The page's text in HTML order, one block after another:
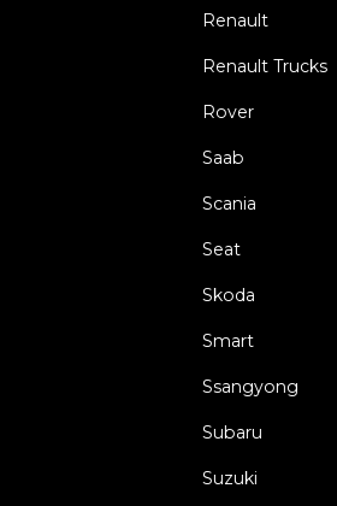
Renault
Renault Trucks
Rover
Saab
Scania
Seat
Skoda
Smart
Ssangyong
Subaru
Suzuki